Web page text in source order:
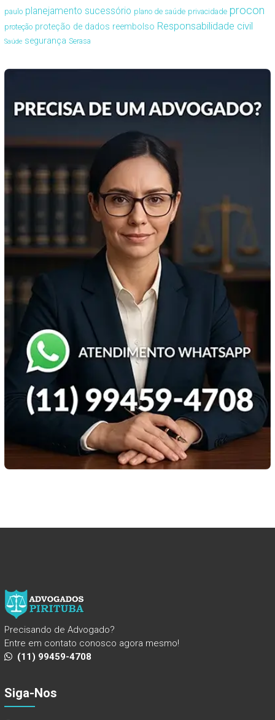
paulo planejamento sucessório plano de saúde privacidade procon
proteção proteção de dados reembolso Responsabilidade civil
Saúde segurança Serasa
Precisando de Advogado?
Entre em contato conosco agora mesmo!
(11) 99459-4708
Siga-Nos